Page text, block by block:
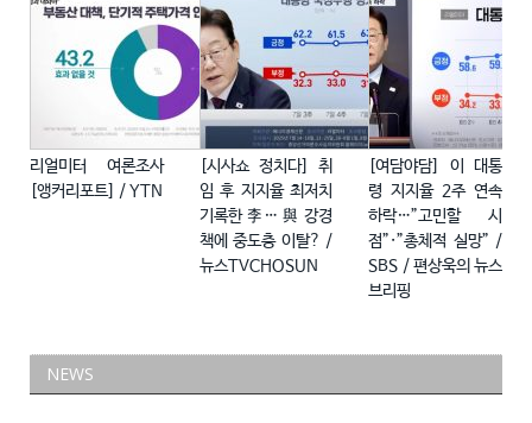
리얼미터 여론조사
[앵커리포트] / YTN
[시사쇼 정치다] 취
임 후 지지율 최저치
기록한 李… 與 강경
책에 중도층 이탈? /
뉴스TVCHOSUN
[여담야담] 이 대통
령 지지율 2주 연속
하락…”고민할 시
점”·”총체적 실망” /
SBS / 편상욱의 뉴스
브리핑
NEWS